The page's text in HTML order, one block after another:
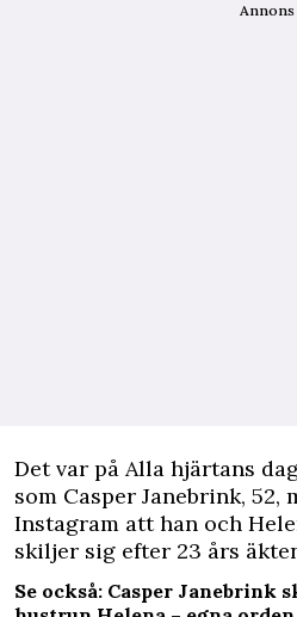
Annons
Det var på Alla hjärtans
som Casper Janebrink, 52,
Instagram att han och
skiljer sig efter 23 års
Se också: Casper Janebrink